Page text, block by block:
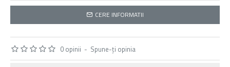
0 opinii - Spune-ţi opinia
CERE INFORMATII